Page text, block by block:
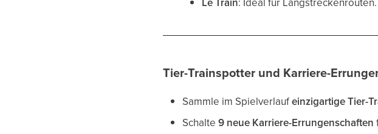
Tier-Trainspotter und Karriere-
Sammle im Spielverlaufeinzigartige Tier-
Schalte9 neue Karriere-Errungenschaften